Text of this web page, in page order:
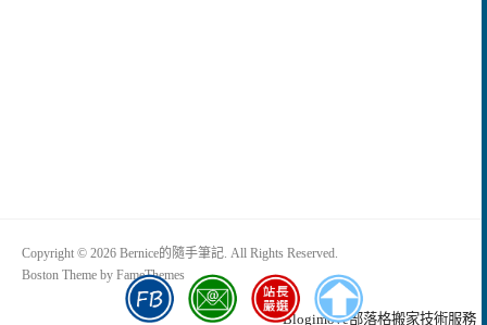
Copyright © 2026 Bernice的隨手筆記. All Rights Reserved.
Boston Theme by FameThemes
Blogimove部落格搬家技術服務